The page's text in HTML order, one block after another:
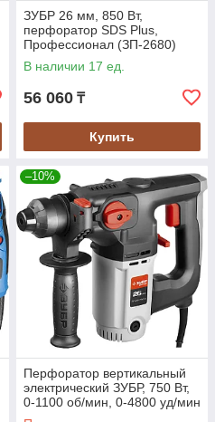
ЗУБР 26 мм, 850 Вт,
перфоратор SDS Plus,
Профессионал (ЗП-2680)
В наличии 17 ед.
56 060 ₸
Купить
–10%
Перфоратор вертикальный
электрический ЗУБР, 750 Вт,
0-1100 об/мин, 0-4800 уд/мин
(ЗП-26-750 ЭК)